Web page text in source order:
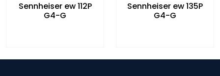
Sennheiser ew 112P
G4-G
Sennheiser ew 135P
G4-G